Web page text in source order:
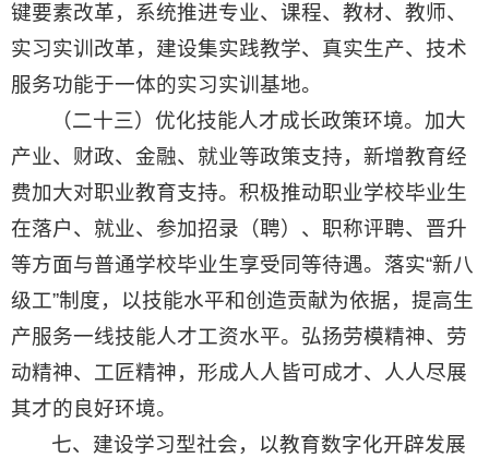
键要素改革，系统推进专业、课程、教材、教师、
实习实训改革，建设集实践教学、真实生产、技术
服务功能于一体的实习实训基地。
（二十三）优化技能人才成长政策环境。加大
产业、财政、金融、就业等政策支持，新增教育经
费加大对职业教育支持。积极推动职业学校毕业生
在落户、就业、参加招录（聘）、职称评聘、晋升
等方面与普通学校毕业生享受同等待遇。落实“新八
级工”制度，以技能水平和创造贡献为依据，提高生
产服务一线技能人才工资水平。弘扬劳模精神、劳
动精神、工匠精神，形成人人皆可成才、人人尽展
其才的良好环境。
七、建设学习型社会，以教育数字化开辟发展